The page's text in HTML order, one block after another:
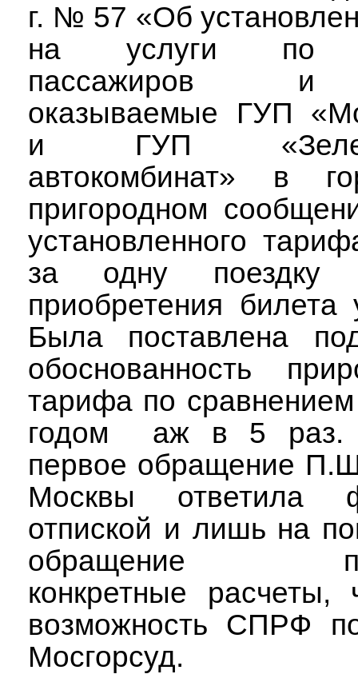
г. № 57 «Об
на услуги по
пассажиров и
оказываемые ГУП
и ГУП
автокомбинат» в
пригородном
установленного
за одну поездку
приобретения билета
Была поставлена
обоснованность
тарифа по
годом
аж в 5 раз.
первое обращение
Москвы ответила
отпиской и лишь на
обращение
конкретные
возможность СПРФ
Мосгорсуд.